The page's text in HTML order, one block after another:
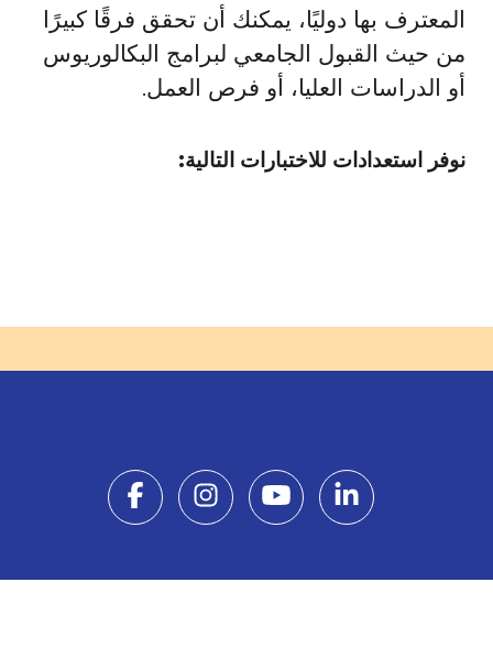
المعترف بها دوليًا، يمكنك أن تحقق فرقًا كبيرًا
من حيث القبول الجامعي لبرامج البكالوريوس
أو الدراسات العليا، أو فرص العمل.
نوفر استعدادات للاختبارات التالية: